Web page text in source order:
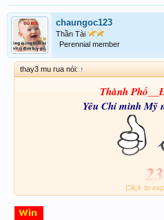
Chúc ACE thật
chaungoc123
Thần Tài
Perennial member
thay3 mu rua nói: ↑
Thành
Yêu Chỉ mình Mỹ
23
Ba Kàng
Thêm cái Xỉu chủ Chỉ cần
Click to